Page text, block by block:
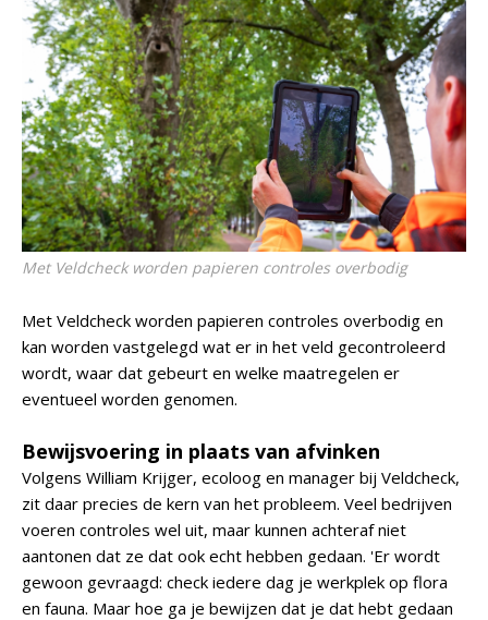
Met Veldcheck worden papieren controles overbodig
Met Veldcheck worden papieren controles overbodig en
kan worden vastgelegd wat er in het veld gecontroleerd
wordt, waar dat gebeurt en welke maatregelen er
eventueel worden genomen.
Bewijsvoering in plaats van afvinken
Volgens William Krijger, ecoloog en manager bij Veldcheck,
zit daar precies de kern van het probleem. Veel bedrijven
voeren controles wel uit, maar kunnen achteraf niet
aantonen dat ze dat ook echt hebben gedaan. 'Er wordt
gewoon gevraagd: check iedere dag je werkplek op flora
en fauna. Maar hoe ga je bewijzen dat je dat hebt gedaan